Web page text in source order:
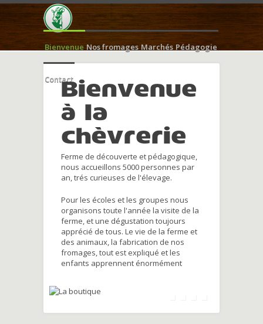
Bienvenue Nos fromages Marchés Pédagogie
ContactBienvenue
à la
chèvrerie
Ferme de découverte et pédagogique,
nous accueillons 5000 personnes par
an, trés curieuses de l'élevage.
Pour les écoles et les groupes nous
organisons toute l'année la visite de la
ferme, et une dégustation toujours
apprécié de tous. Le vie de la ferme et
des animaux, la fabrication de nos
fromages, tout est expliqué et les
enfants apprennent énormément